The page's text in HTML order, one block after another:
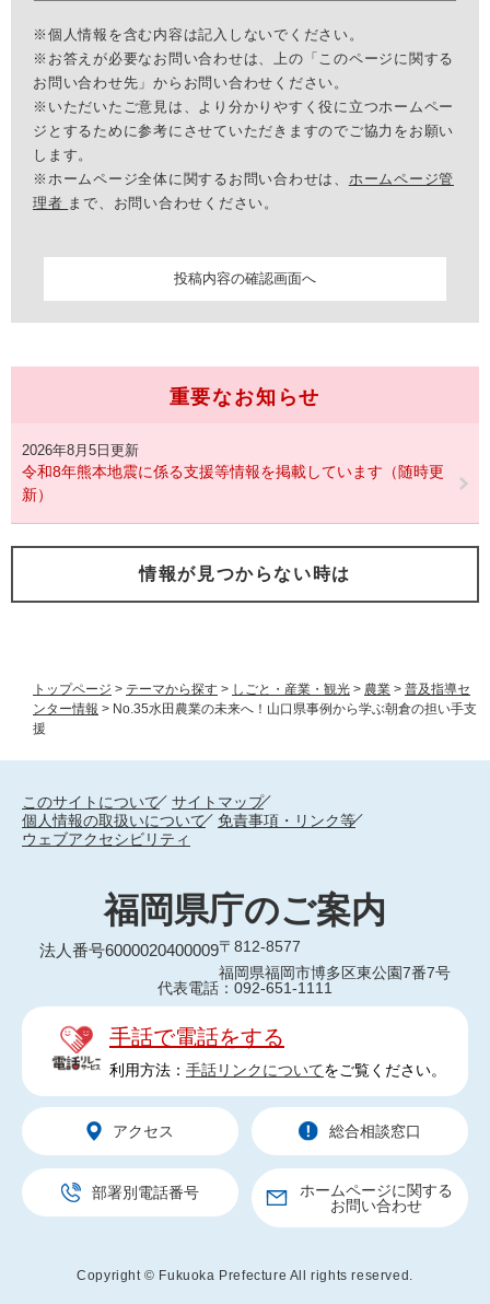
トップページ > テーマから探す > しごと・産業・観光 > 農業 > 普及指導セ
ンター情報 > No.35水田農業の未来へ！山口県事例から学ぶ朝倉の担い手支
援
※個人情報を含む内容は記入しないでください。
※お答えが必要なお問い合わせは、上の「このページに関する
お問い合わせ先」からお問い合わせください。
※いただいたご意見は、より分かりやすく役に立つホームペー
ジとするために参考にさせていただきますのでご協力をお願い
します。
※ホームページ全体に関するお問い合わせは、 ホームページ管
理者 まで、お問い合わせください。
重要なお知らせ
2026年8月5日更新
令和8年熊本地震に係る支援等情報を掲載しています（随時更
新）
情報が見つからない時は
このサイトについて
サイトマップ
個人情報の取扱いについて
免責事項・リンク等
ウェブアクセシビリティ
福岡県庁のご案内
法人番号6000020400009〒812-8577
福岡県福岡市博多区東公園7番7号
代表電話：092-651-1111
手話で電話をする
利用方法： 手話リンクについてをご覧ください。
アクセス 総合相談窓口
部署別電話番号
ホームページに関する
お問い合わせ
Copyright © Fukuoka Prefecture All rights reserved.